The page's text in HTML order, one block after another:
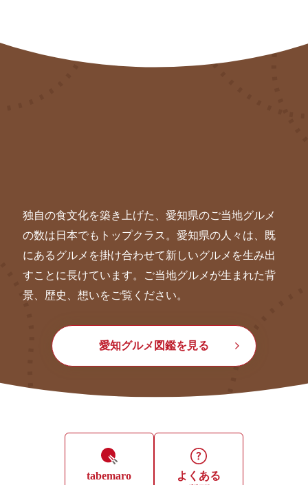
独自の食文化を築き上げた、愛知県のご当地グルメ
の数は日本でもトップクラス。愛知県の人々は、既
にあるグルメを掛け合わせて新しいグルメを生み出
すことに長けています。ご当地グルメが生まれた背
景、歴史、想いをご覧ください。
愛知グルメ図鑑を見る
tabemaro
よくある